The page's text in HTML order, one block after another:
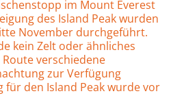
im Mount Everest
des Island Peak wurden
November durchgeführt.
kein Zelt oder ähnliches
verschiedene
zur Verfügung
für den Island Peak wurde vor